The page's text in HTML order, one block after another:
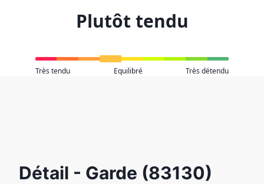
Plutôt tendu
Très tendu Equilibré Très détendu
Détail - Garde (83130)